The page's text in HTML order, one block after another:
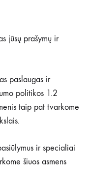
jūsų prašymų ir
paslaugas ir
politikos 1.2
taip pat tvarkome
ir specialiai
šiuos asmens